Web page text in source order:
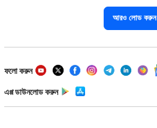
আরও লোড করুন
ফলো করুন
এপ্প ডাউনলোড করুন